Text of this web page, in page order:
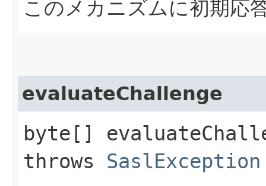
このメカニズムに初期応
evaluateChallenge
byte[]
throws SaslException